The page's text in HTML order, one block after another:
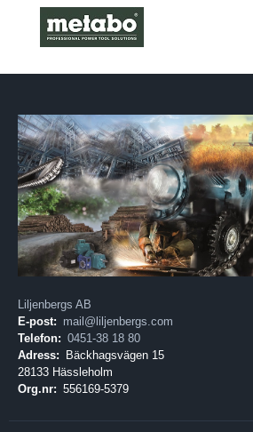
Liljenbergs AB
E-post: mail@liljenbergs.com
Telefon: 0451-38 18 80
Adress:
Bäckhagsvägen 15
28133 Hässleholm
Org.nr: 556169-5379